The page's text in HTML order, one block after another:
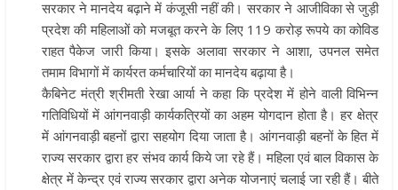
सरकार ने मानदेय बढ़ाने में कंजूसी नहीं की। सरकार ने आजीविका से जुड़ी
प्रदेश की महिलाओं को मजबूत करने के लिए 119 करोड़ रूपये का कोविड
राहत पैकेज जारी किया। इसके अलावा सरकार ने आशा, उपनल समेत
तमाम विभागों में कार्यरत कर्मचारियों का मानदेय बढ़ाया है।
कैबिनेट मंत्री श्रीमती रेखा आर्या ने कहा कि प्रदेश में होने वाली विभिन्न
गतिविधियों में आंगनवाड़ी कार्यकत्रियों का अहम योगदान होता है। हर क्षेत्र
में आंगनवाड़ी बहनों द्वारा सहयोग दिया जाता है। आंगनवाड़ी बहनों के हित में
राज्य सरकार द्वारा हर संभव कार्य किये जा रहे हैं। महिला एवं बाल विकास के
क्षेत्र में केन्द्र एवं राज्य सरकार द्वारा अनेक योजनाएं चलाई जा रही हैं। बीते